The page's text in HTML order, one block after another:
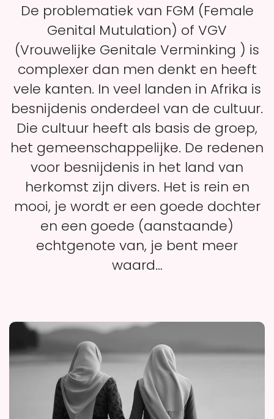
De problematiek van FGM (Female
Genital Mutulation) of VGV
(Vrouwelijke Genitale Verminking ) is
complexer dan men denkt en heeft
vele kanten. In veel landen in Afrika is
besnijdenis onderdeel van de cultuur.
Die cultuur heeft als basis de groep,
het gemeenschappelijke. De redenen
voor besnijdenis in het land van
herkomst zijn divers. Het is rein en
mooi, je wordt er een goede dochter
en een goede (aanstaande)
echtgenote van, je bent meer
waard…